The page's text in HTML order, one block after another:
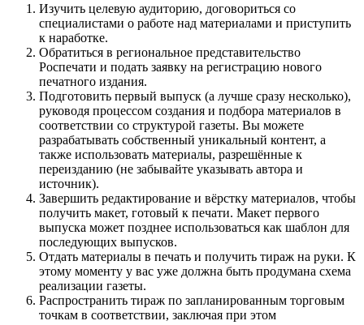
Изучить целевую аудиторию, договориться со
специалистами о работе над материалами и приступить
к наработке.
Обратиться в региональное представительство
Роспечати и подать заявку на регистрацию нового
печатного издания.
Подготовить первый выпуск (а лучше сразу несколько),
руководя процессом создания и подбора материалов в
соответствии со структурой газеты. Вы можете
разрабатывать собственный уникальный контент, а
также использовать материалы, разрешённые к
переизданию (не забывайте указывать автора и
источник).
Завершить редактирование и вёрстку материалов, чтобы
получить макет, готовый к печати. Макет первого
выпуска может позднее использоваться как шаблон для
последующих выпусков.
Отдать материалы в печать и получить тираж на руки. К
этому моменту у вас уже должна быть продумана схема
реализации газеты.
Распространить тираж по запланированным торговым
точкам в соответствии, заключая при этом